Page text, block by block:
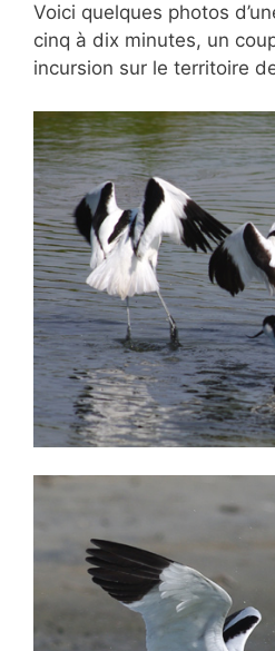
Voici quelques photos
cinq à dix minutes, un
incursion sur le territoire